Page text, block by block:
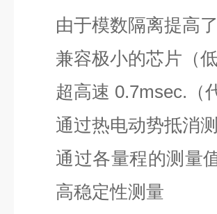
由于模数隔离提高
兼容极小的芯片（
超高速 0.7msec.（
通过热电动势抵消
通过各量程的测量
高稳定性测量